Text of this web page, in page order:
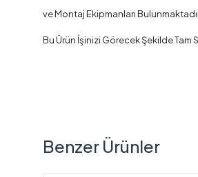
ve Montaj Ekipmanları
Bu Ürün İşinizi Görecek Şekilde Tam
Benzer Ürünler